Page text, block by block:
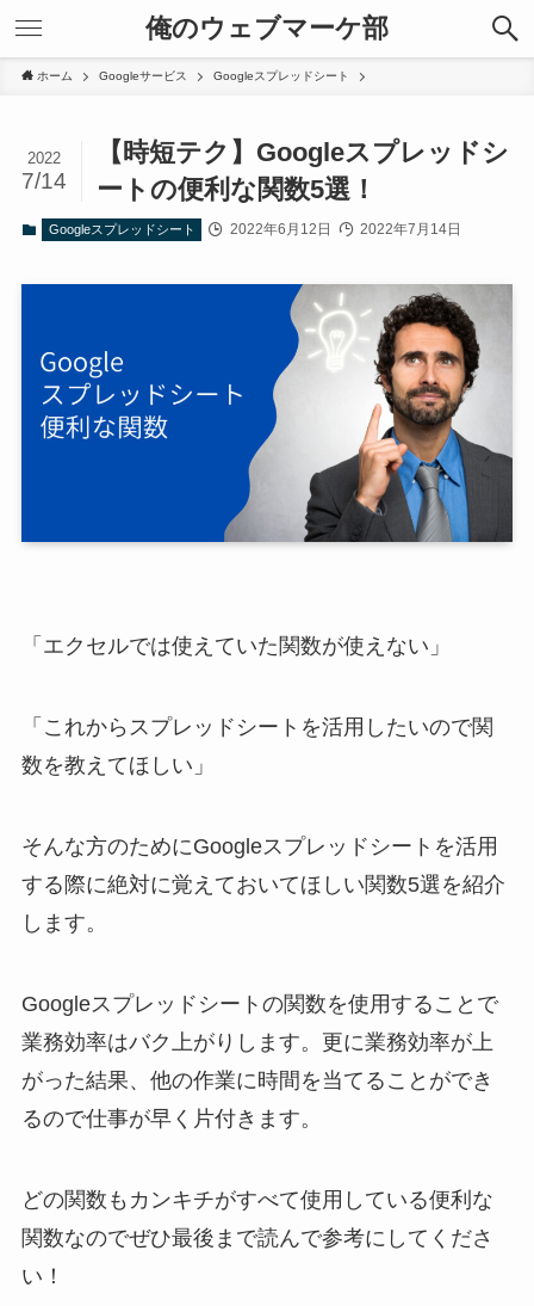
俺のウェブマーケ部
ホーム Googleサービス Googleスプレッドシート
【時短テク】Googleスプレッドシ
ートの便利な関数5選！
2022
7/14
Googleスプレッドシート 2022年6月12日 2022年7月14日
「エクセルでは使えていた関数が使えない」
「これからスプレッドシートを活用したいので関
数を教えてほしい」
そんな方のためにGoogleスプレッドシートを活用
する際に絶対に覚えておいてほしい関数5選を紹介
します。
Googleスプレッドシートの関数を使用することで
業務効率はバク上がりします。更に業務効率が上
がった結果、他の作業に時間を当てることができ
るので仕事が早く片付きます。
どの関数もカンキチがすべて使用している便利な
関数なのでぜひ最後まで読んで参考にしてくださ
い！